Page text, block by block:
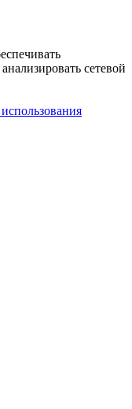
сетевой